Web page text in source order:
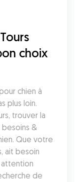
choix
chien à
plus loin.
trouver la
&
Que votre
ait besoin
de